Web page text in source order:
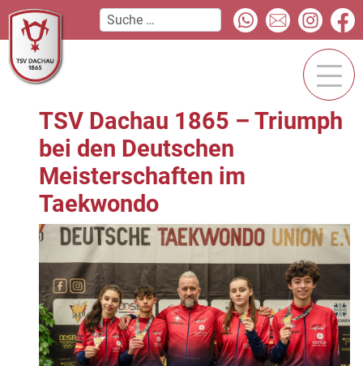
TSV Dachau 1865 – Triumph
bei den Deutschen
Meisterschaften im
Taekwondo